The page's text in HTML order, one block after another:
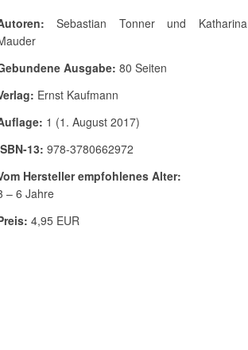
Sebastian Tonner und Katharina
Ausgabe: 80 Seiten
Ernst Kaufmann
1 (1. August 2017)
13: 978-3780662972
Hersteller empfohlenes Alter:
– 6 Jahre
4,95 EUR